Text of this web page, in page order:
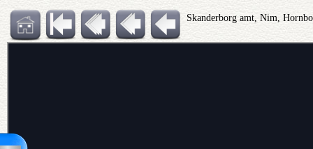
Skanderborg amt, Nim,